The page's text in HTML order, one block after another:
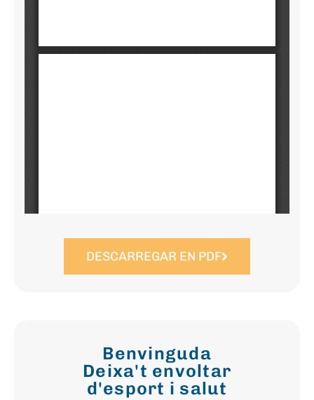
DESCARREGAR EN PDF
Benvinguda
Deixa't envoltar
d'esport i salut